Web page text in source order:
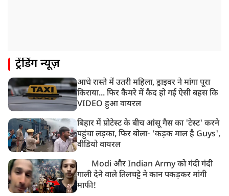
भारत समेत 5 देशों पर 100% टैरिफ
8:19 AM
PM मोदी आज IIT दिल्ली के दीक्षांत समारोह में शामिल होंगे
ट्रेंडिंग न्यूज़
आधे रास्ते में उतरी महिला, ड्राइवर ने मांगा पूरा
किराया... फिर कैमरे में कैद हो गई ऐसी बहस कि
VIDEO हुआ वायरल
बिहार में प्रोटेस्ट के बीच आंसू गैस का 'टेस्ट' करने
पहुंचा लड़का, फिर बोला- 'कड़क माल है Guys',
वीडियो वायरल
Modi और Indian Army को गंदी गंदी
गाली देने वाले तिलचट्टे ने कान पकड़कर मांगी
माफी!